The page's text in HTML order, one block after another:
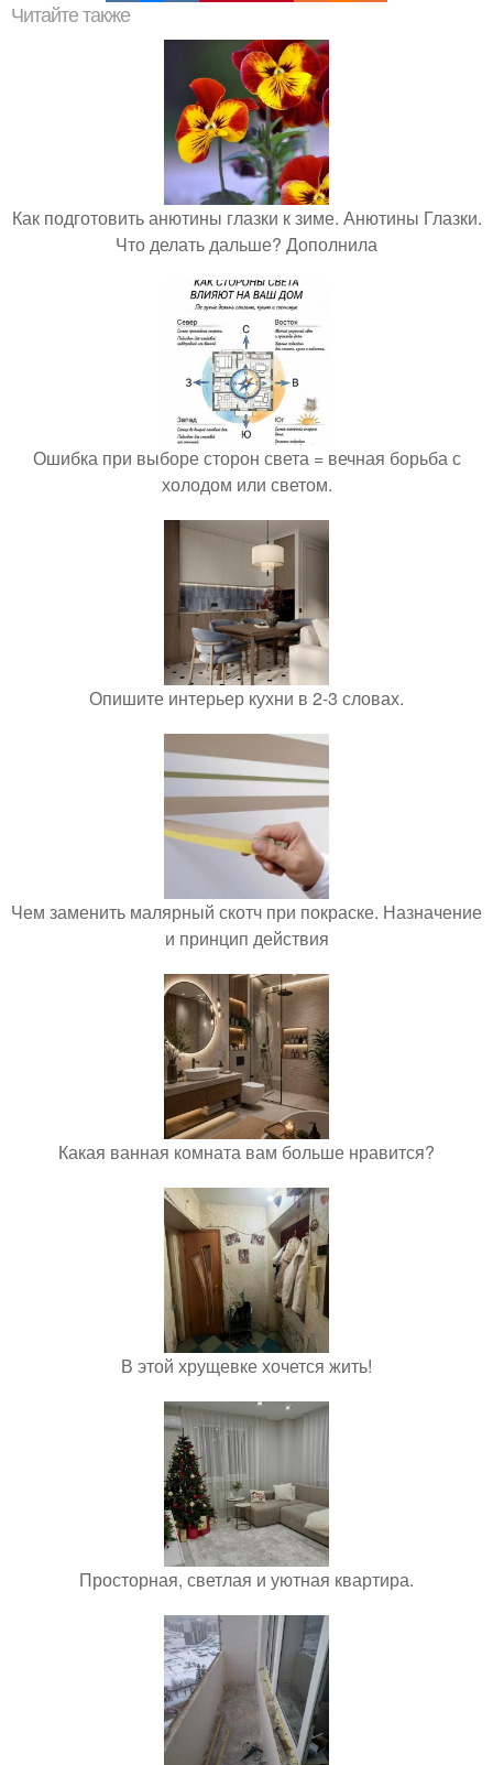
Читайте также
Как подготовить анютины глазки к зиме. Анютины Глазки.
Что делать дальше? Дополнила
Ошибка при выборе сторон света = вечная борьба с
холодом или светом.
Опишите интерьер кухни в 2-3 словах.
Чем заменить малярный скотч при покраске. Назначение
и принцип действия
Какая ванная комната вам больше нравится?
В этой хрущевке хочется жить!
Просторная, светлая и уютная квартира.